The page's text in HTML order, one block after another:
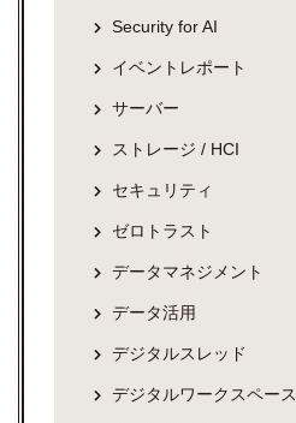
Security for AI
イベントレポート
サーバー
ストレージ / HCI
セキュリティ
ゼロトラスト
データマネジメント
データ活用
デジタルスレッド
デジタルワークスペース